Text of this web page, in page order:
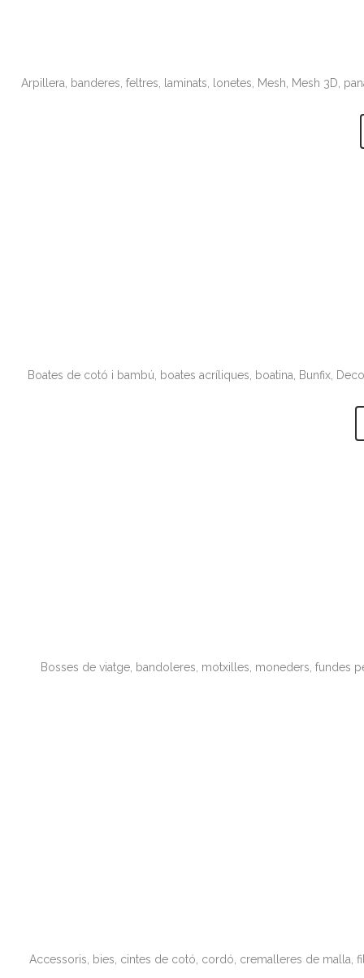
Arpillera, banderes, feltres, laminats, lonetes, Mesh, Mesh 3D,
Boates de cotó i bambú, boates acríliques, boatina, Bunfix,
Bosses de viatge, bandoleres, motxilles, moneders, fundes
Accessoris, bies, cintes de cotó, cordó, cremalleres de malla,